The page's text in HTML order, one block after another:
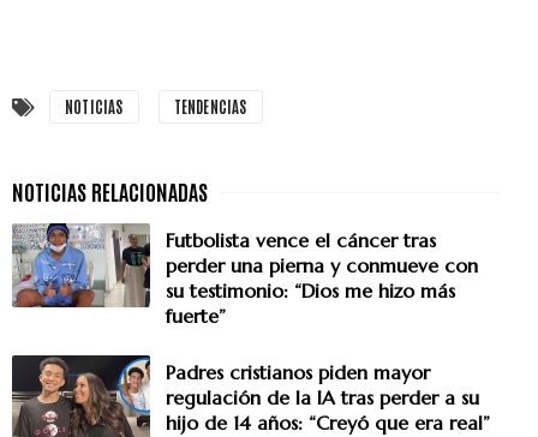
NOTICIAS TENDENCIAS
Futbolista vence el cáncer tras
perder una pierna y conmueve con
su testimonio: “Dios me hizo más
fuerte”
Padres cristianos piden mayor
regulación de la IA tras perder a su
hijo de 14 años: “Creyó que era real”